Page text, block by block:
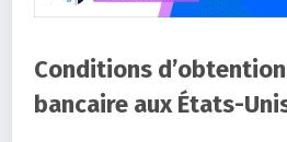
Conditions
bancaire aux États-